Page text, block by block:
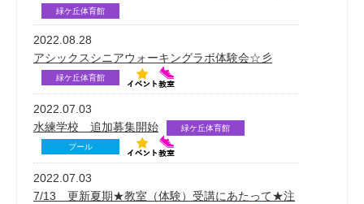
緑ケ丘体育館
2022.08.28
アシックスシニアウォーキングラボ体験会☆彡
緑ケ丘体育館
2022.07.03
水練学校 追加募集開始
緑ケ丘体育館
プール
2022.07.03
7/13 更新夏期★教室（体験）受講にあたって★注